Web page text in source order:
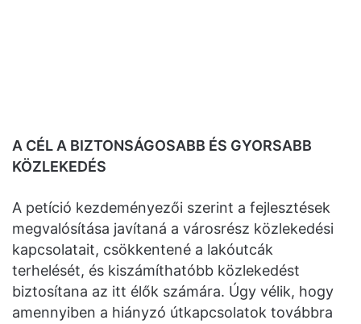
A CÉL A BIZTONSÁGOSABB ÉS GYORSABB
KÖZLEKEDÉS
A petíció kezdeményezői szerint a fejlesztések
megvalósítása javítaná a városrész közlekedési
kapcsolatait, csökkentené a lakóutcák
terhelését, és kiszámíthatóbb közlekedést
biztosítana az itt élők számára. Úgy vélik, hogy
amennyiben a hiányzó útkapcsolatok továbbra